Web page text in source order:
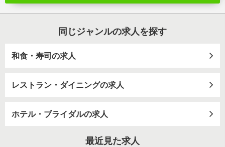
同じジャンルの求人を探す
和食・寿司の求人
レストラン・ダイニングの求人
ホテル・ブライダルの求人
最近見た求人